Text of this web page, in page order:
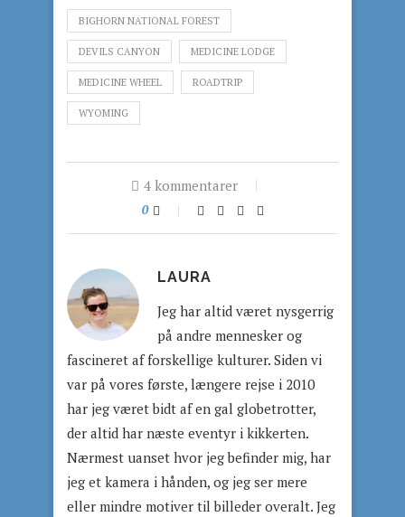
BIGHORN NATIONAL FOREST
DEVILS CANYON MEDICINE LODGE
MEDICINE WHEEL ROADTRIP
WYOMING
4 kommentarer
0
LAURA
Jeg har altid været nysgerrig
på andre mennesker og
fascineret af forskellige kulturer. Siden vi
var på vores første, længere rejse i 2010
har jeg været bidt af en gal globetrotter,
der altid har næste eventyr i kikkerten.
Nærmest uanset hvor jeg befinder mig, har
jeg et kamera i hånden, og jeg ser mere
eller mindre motiver til billeder overalt. Jeg